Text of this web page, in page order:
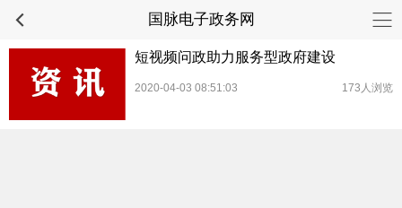
国脉电子政务网
短视频问政助力服务型政府建设
2020-04-03 08:51:03 173人浏览